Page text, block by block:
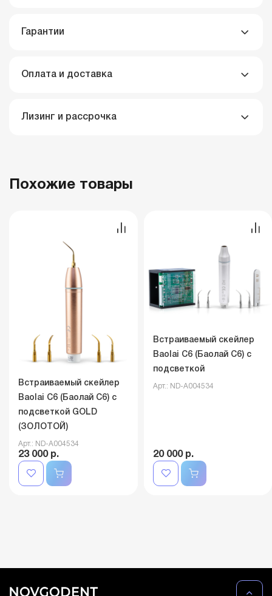
Гарантии
Оплата и доставка
Лизинг и рассрочка
Похожие товары
Встраиваемый скейлер
Baolai C6 (Баолай C6) с
подсветкой GOLD
(ЗОЛОТОЙ)
Арт.: ND-A004534
23 000 р.
Встраиваемый скейлер
Baolai C6 (Баолай C6) с
подсветкой
Арт.: ND-A004534
20 000 р.